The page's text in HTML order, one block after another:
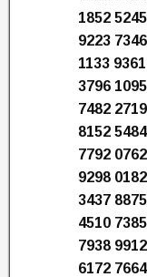
1852
9223
1133
3796
7482
8152
7792
9298
3437
4510
7938
6172